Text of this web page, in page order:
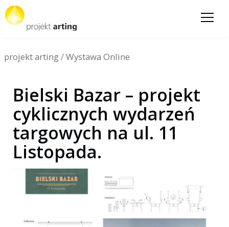
projekt arting/Wystawa Online
Bielski Bazar – projekt
cyklicznych wydarzeń
targowych na ul. 11
Listopada.